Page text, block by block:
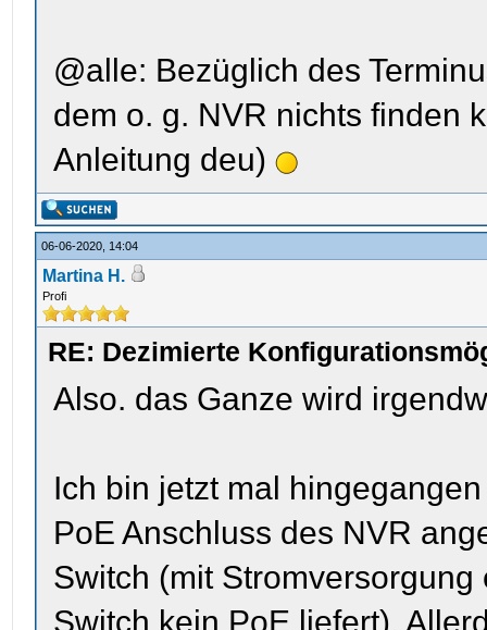
@alle: Bezüglich des
dem o. g. NVR nichts finden
Anleitung deu)
06-06-2020, 14:04
Martina H.
Profi
RE: Dezimierte
Also. das Ganze wird
Ich bin jetzt mal
PoE Anschluss des NVR
Switch (mit
Switch kein PoE liefert).